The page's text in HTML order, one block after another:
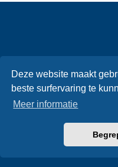
Deze website maakt
beste surfervaring te
Meer informatie